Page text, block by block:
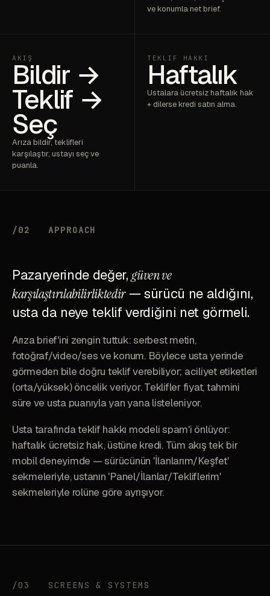
ve konumla net brief.
AKIŞ
Bildir →
Teklif →
Seç
Arıza bildir, teklifleri
karşılaştır, ustayı seç ve
puanla.
TEKLIF HAKKI
Haftalık
Ustalara ücretsiz haftalık hak
+ dilerse kredi satın alma.
/02 APPROACH
Pazaryerinde değer,güven ve
karşılaştırılabilirliktedir— sürücü ne aldığını,
usta da neye teklif verdiğini net görmeli.
Arıza brief'ini zengin tuttuk: serbest metin,
fotoğraf/video/ses ve konum. Böylece usta yerinde
görmeden bile doğru teklif verebiliyor; aciliyet etiketleri
(orta/yüksek) öncelik veriyor. Teklifler fiyat, tahmini
süre ve usta puanıyla yan yana listeleniyor.
Usta tarafında teklif hakkı modeli spam'i önlüyor:
haftalık ücretsiz hak, üstüne kredi. Tüm akış tek bir
mobil deneyimde — sürücünün 'İlanlarım/Keşfet'
sekmeleriyle, ustanın 'Panel/İlanlar/Tekliflerim'
sekmeleriyle rolüne göre ayrışıyor.
/03 SCREENS & SYSTEMS